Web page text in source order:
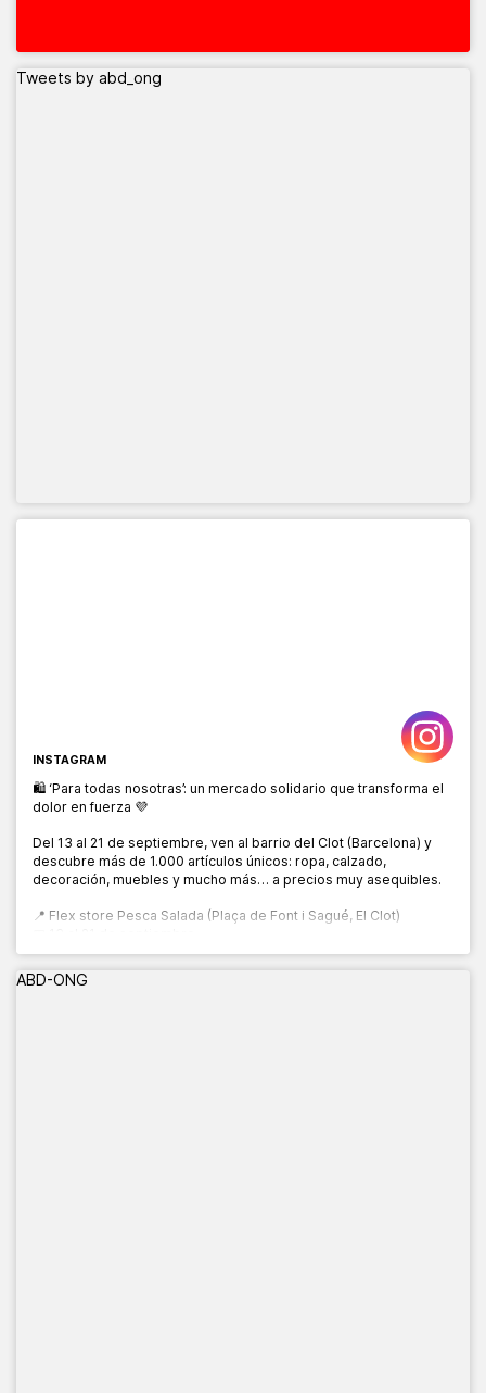
Tweets by abd_ong
INSTAGRAM
🛍️ ‘Para todas nosotras’: un mercado solidario que transforma el
dolor en fuerza 💜
Del 13 al 21 de septiembre, ven al barrio del Clot (Barcelona) y
descubre más de 1.000 artículos únicos: ropa, calzado,
decoración, muebles y mucho más… a precios muy asequibles.
📍 Flex store Pesca Salada (Plaça de Font i Sagué, El Clot)
🕙 10:00 a 20:00 h
ABD-ONG